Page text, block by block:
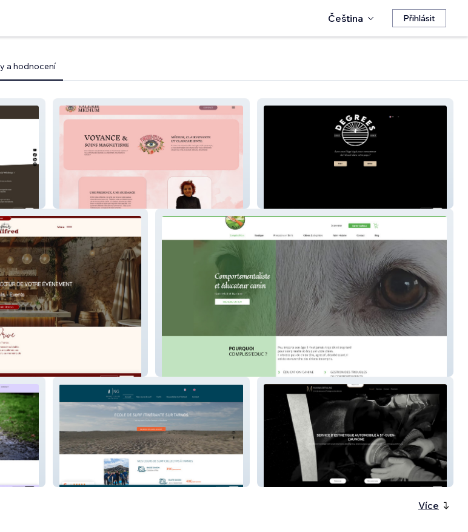
Čeština Přihlásit
a hodnocení
Valérie Médium
Nouvelgliss Makina Detailing
Více